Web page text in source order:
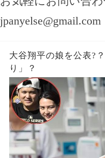
jpanyelse@gmail.com
大谷翔平の娘を公表?
り」？